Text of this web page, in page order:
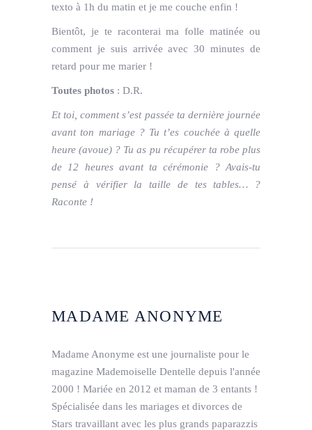
texto à 1h du matin et je me couche enfin !
Bientôt, je te raconterai ma folle matinée ou
comment je suis arrivée avec 30 minutes de
retard pour me marier !
Toutes photos : D.R.
Et toi, comment s’est passée ta dernière journée
avant ton mariage ? Tu t’es couchée à quelle
heure (avoue) ? Tu as pu récupérer ta robe plus
de 12 heures avant ta cérémonie ? Avais-tu
pensé à vérifier la taille de tes tables… ?
Raconte !
MADAME ANONYME
Madame Anonyme est une journaliste pour le
magazine Mademoiselle Dentelle depuis l'année
2000 ! Mariée en 2012 et maman de 3 entants !
Spécialisée dans les mariages et divorces de
Stars travaillant avec les plus grands paparazzis